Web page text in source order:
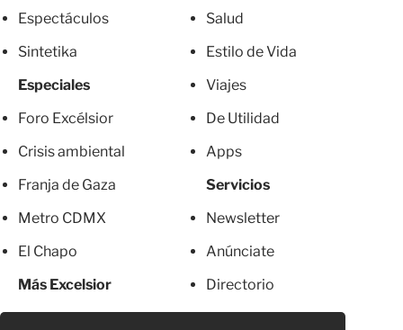
Espectáculos
Sintetika
Especiales
Foro Excélsior
Crisis ambiental
Franja de Gaza
Metro CDMX
El Chapo
Más Excelsior
Salud
Estilo de Vida
Viajes
De Utilidad
Apps
Servicios
Newsletter
Anúnciate
Directorio